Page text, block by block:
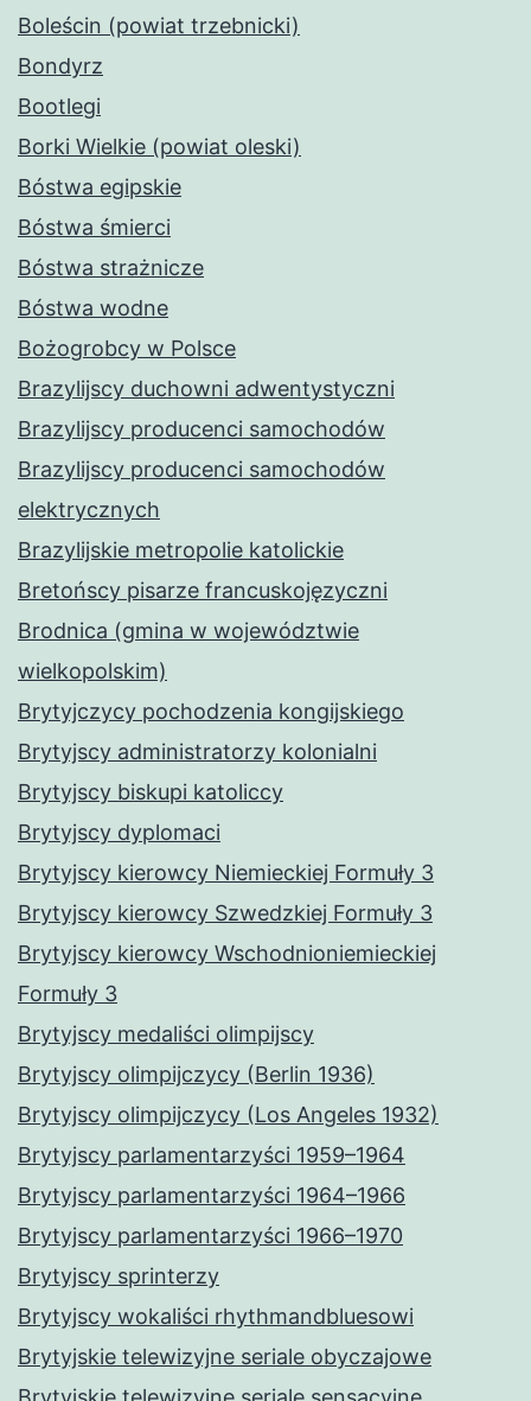
Boleścin (powiat trzebnicki)
Bondyrz
Bootlegi
Borki Wielkie (powiat oleski)
Bóstwa egipskie
Bóstwa śmierci
Bóstwa strażnicze
Bóstwa wodne
Bożogrobcy w Polsce
Brazylijscy duchowni adwentystyczni
Brazylijscy producenci samochodów
Brazylijscy producenci samochodów
elektrycznych
Brazylijskie metropolie katolickie
Bretońscy pisarze francuskojęzyczni
Brodnica (gmina w województwie
wielkopolskim)
Brytyjczycy pochodzenia kongijskiego
Brytyjscy administratorzy kolonialni
Brytyjscy biskupi katoliccy
Brytyjscy dyplomaci
Brytyjscy kierowcy Niemieckiej Formuły 3
Brytyjscy kierowcy Szwedzkiej Formuły 3
Brytyjscy kierowcy Wschodnioniemieckiej
Formuły 3
Brytyjscy medaliści olimpijscy
Brytyjscy olimpijczycy (Berlin 1936)
Brytyjscy olimpijczycy (Los Angeles 1932)
Brytyjscy parlamentarzyści 1959–1964
Brytyjscy parlamentarzyści 1964–1966
Brytyjscy parlamentarzyści 1966–1970
Brytyjscy sprinterzy
Brytyjscy wokaliści rhythmandbluesowi
Brytyjskie telewizyjne seriale obyczajowe